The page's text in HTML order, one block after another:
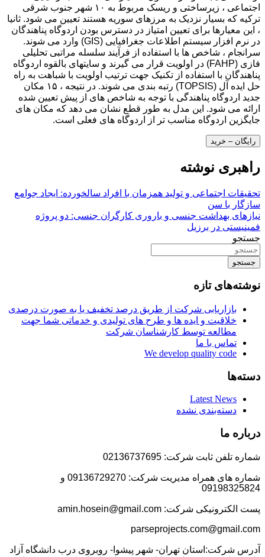
اجتماعی ، زیرساختی و ریسک مربوط به ۱۰ شهر جنوب شرقی
ترکیه که بسیار نزدیک به مرزهای سوریه هستند تعیین می شود. ثانیا
، این معیارها برای تعیین امتیاز در دسترس بودن اردوگاه پناهندگان
در نرم افزار سیستم اطلاعات جغرافیایی (GIS) وارد می شوند.
سرانجام ، شاخص ها با استفاده از فرآیند سلسله مراتبی تحلیلی
فازی (FAHP) در اولویت قرار می گیرند و سایتهای بالقوه اردوگاه
پناهندگان با استفاده از تکنیک جهت ترتیب اولویت با شباهت به راه
حل ایده آل (TOPSIS) رتبه بندی می شوند. در نتیجه ، ۱۵ مکان
جدید اردوگاه پناهندگی با توجه به شاخص های از پیش تعیین شده
ارائه می شود. این مدل به طور قطع نشان می دهد که مکان های
جایگزین اردوگاه مناسب تر از اردوگاه های فعلی است.
رایگان – خرید
راهبری نوشته
تحقیقات اجتماعی و تولید همزمان با افراد سالخورده: ایجاد جوامع
سازگار با سن
نیازهای بهداشت جنسی و باروری کارگران جنسی: دو پروژه
فمینیستی در برزیل
جستجو
جستجو
نوشته‌های تازه
بازاریابی شرکت از طریق درصد تخفیف یا به صورت درصدی
خلاقیت و ایده ها و طرح های تولیدی و خدماتی شما جهت
مطالعه توسط کارشناسان شرکت
تماس با ما
We develop quality code
دسته‌ها
Latest News
دسته‌بندی نشده
درباره ما
شماره تلفن ثابت شرکت: 02136737695
شماره های همراه مدیریت شرکت: 09136729270 و
09198325824
پست الکترونیکی شرکت: amin.hosein@gmail.com
parseprojects.com@gmail.com
آدرس شرکت:استان تهران- شهر پیشوا- روبروی درب دانشگاه آزاد